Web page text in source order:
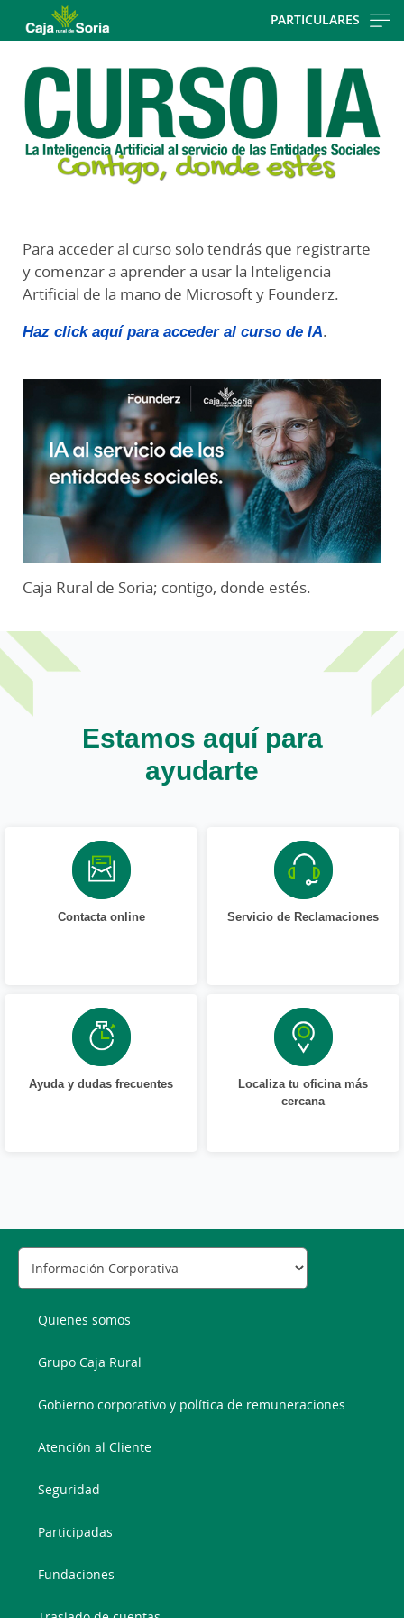
contentt
PARTICULARES
contenido,
por
favor
espere...
Para acceder al curso solo tendrás que registrarte
y comenzar a aprender a usar la Inteligencia
Artificial de la mano de Microsoft y Founderz.
Haz click aquí para acceder al curso de IA.
Caja Rural de Soria; contigo, donde estés.
Estamos aquí para
ayudarte
Contacta online Servicio de Reclamaciones
Ayuda y dudas frecuentes
Localiza tu oficina más
cercana
Quienes somos
Grupo Caja Rural
Gobierno corporativo y política de remuneraciones
Atención al Cliente
Seguridad
Participadas
Fundaciones